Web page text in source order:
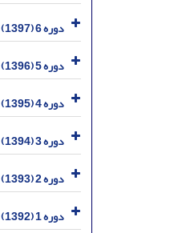
دوره 6 (1397)
دوره 5 (1396)
دوره 4 (1395)
دوره 3 (1394)
دوره 2 (1393)
دوره 1 (1392)